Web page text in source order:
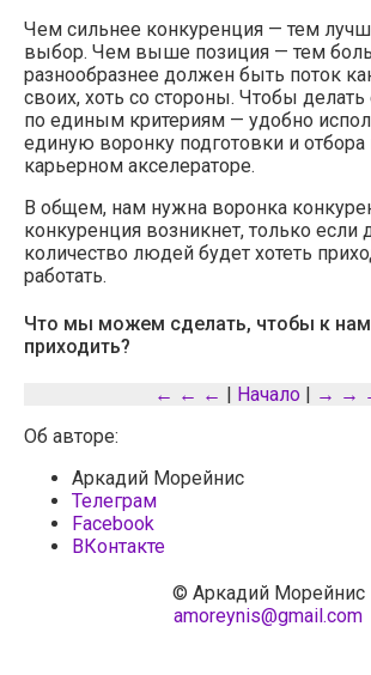
Чем сильнее конкуренция — тем
выбор. Чем выше позиция — тем
разнообразнее должен быть поток
своих, хоть со стороны. Чтобы
по единым критериям — удобно
единую воронку подготовки и
карьерном акселераторе.
В общем, нам нужна воронка
конкуренция возникнет, только если
количество людей будет хотеть
работать.
Что мы можем сделать, чтобы к нам
приходить?
← ← ← | Начало| → →
Об авторе:
Аркадий Морейнис
Телеграм
Facebook
ВКонтакте
© Аркадий Морейнис
amoreynis@gmail.com